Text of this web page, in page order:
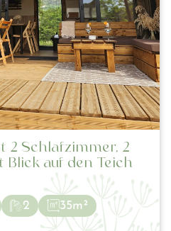
2 Schlafzimmer, 2
Blick auf den Teich
2 35m²